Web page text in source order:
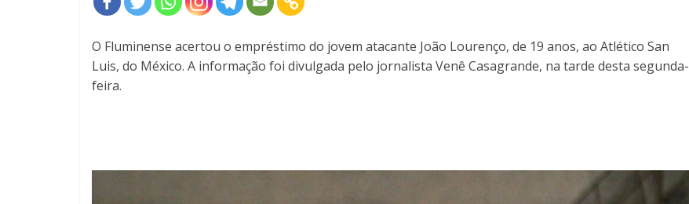
O Fluminense acertou o empréstimo do jovem atacante João Lourenço, de 19 anos, ao Atlético San
Luis, do México. A informação foi divulgada pelo jornalista Venê Casagrande, na tarde desta segunda-
feira.